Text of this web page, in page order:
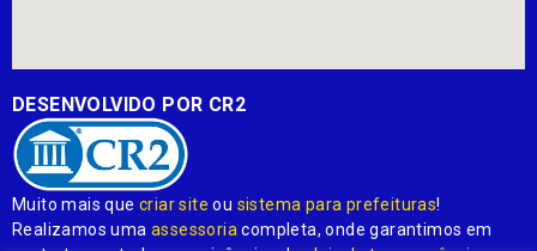
DESENVOLVIDO POR CR2
Muito mais quecriar site ou sistema para prefeituras!
Realizamos umaassessoria completa, onde garantimos em